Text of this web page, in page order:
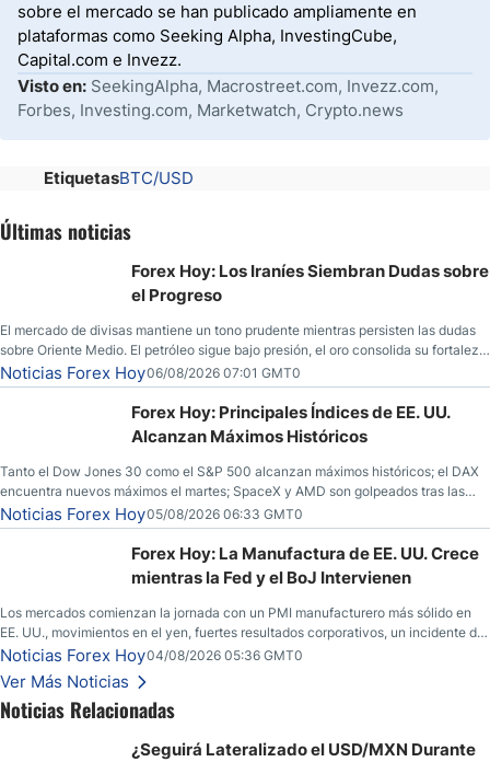
sobre el mercado se han publicado ampliamente en
plataformas como Seeking Alpha, InvestingCube,
Capital.com e Invezz.
Visto en: SeekingAlpha, Macrostreet.com, Invezz.com,
Forbes, Investing.com, Marketwatch, Crypto.news
EtiquetasBTC/USD
Últimas noticias
Forex Hoy: Los Iraníes Siembran Dudas sobre
el Progreso
El mercado de divisas mantiene un tono prudente mientras persisten las dudas
sobre Oriente Medio. El petróleo sigue bajo presión, el oro consolida su fortaleza
y los operadores esperan nuevas referencias económicas desde Estados
Unidos.
Noticias Forex Hoy06/08/2026 07:01 GMT0
Forex Hoy: Principales Índices de EE. UU.
Alcanzan Máximos Históricos
Tanto el Dow Jones 30 como el S&P 500 alcanzan máximos históricos; el DAX
encuentra nuevos máximos el martes; SpaceX y AMD son golpeados tras las
llamadas de ganancias; el petróleo crudo cae por debajo de los $80 con nuevas
esperanzas; el dólar estadounidense continúa intentando estabilizarse frente al
yen; el peso mexicano ve un repunte a medida que las tasas caen en EE. UU.
Noticias Forex Hoy05/08/2026 06:33 GMT0
Forex Hoy: La Manufactura de EE. UU. Crece
mientras la Fed y el BoJ Intervienen
Los mercados comienzan la jornada con un PMI manufacturero más sólido en
EE. UU., movimientos en el yen, fuertes resultados corporativos, un incidente de
seguridad en Bitcoin y nuevas señales desde el mercado del petróleo.
Noticias Forex Hoy04/08/2026 05:36 GMT0
Ver Más Noticias
Noticias Relacionadas
¿Seguirá Lateralizado el USD/MXN Durante